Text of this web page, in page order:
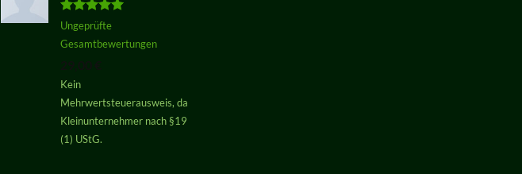
Bewertet
von 5
Ungeprüfte
Gesamtbewertungen
Kein
Mehrwertsteuerausweis, da
Kleinunternehmer nach §19
(1) UStG.